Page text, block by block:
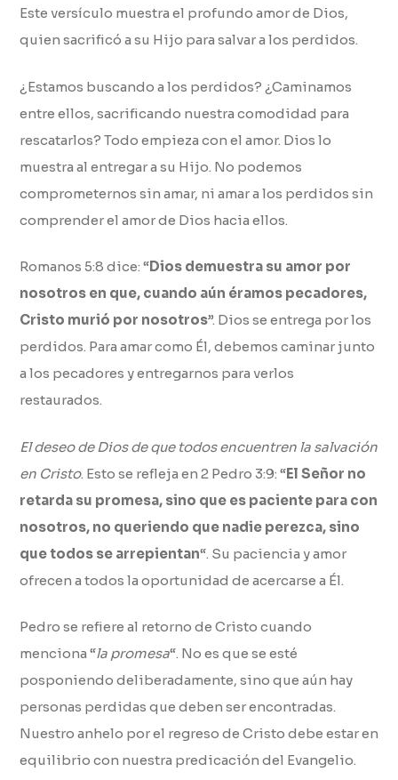
Este versículo muestra el profundo amor de Dios,
quien sacrificó a su Hijo para salvar a los perdidos.
¿Estamos buscando a los perdidos? ¿Caminamos
entre ellos, sacrificando nuestra comodidad para
rescatarlos? Todo empieza con el amor. Dios lo
muestra al entregar a su Hijo. No podemos
comprometernos sin amar, ni amar a los perdidos sin
comprender el amor de Dios hacia ellos.
Romanos 5:8 dice: “Dios demuestra su amor por
nosotros en que, cuando aún éramos pecadores,
Cristo murió por nosotros”. Dios se entrega por los
perdidos. Para amar como Él, debemos caminar junto
a los pecadores y entregarnos para verlos
restaurados.
El deseo de Dios de que todos encuentren la salvación
en Cristo. Esto se refleja en 2 Pedro 3:9: “El Señor no
retarda su promesa, sino que es paciente para con
nosotros, no queriendo que nadie perezca, sino
que todos se arrepientan“. Su paciencia y amor
ofrecen a todos la oportunidad de acercarse a Él.
Pedro se refiere al retorno de Cristo cuando
menciona “la promesa“. No es que se esté
posponiendo deliberadamente, sino que aún hay
personas perdidas que deben ser encontradas.
Nuestro anhelo por el regreso de Cristo debe estar en
equilibrio con nuestra predicación del Evangelio.